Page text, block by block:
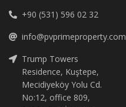
+90 (531) 596 02 32
info@pvprimeproperty.com
Trump Towers
Residence, Kuştepe,
Mecidiyeköy Yolu Cd.
No:12, office 809,